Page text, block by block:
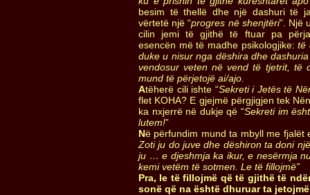
besim të thellë dhe një dashuri të
vërtetë një “progres në shenjtëri”. Një
cilin jemi të gjithë të ftuar pa
esencën më të madhe psikologjike:të
duke u nisur nga dëshira dhe
vendosur veten në vend të tjetrit, të
mund të përjetojë ai/ajo.
Atëherë cili ishte “Sekreti i Jetës të
flet KOHA? E gjejmë përgjigjen tek
ka nxjerrë në dukje që “Sekreti im
lutem!”
Në përfundim mund ta mbyll me fjalët
Zoti ju do juve dhe dëshiron ta doni
ju … e djeshmja ka ikur, e nesërmja
kemi vetëm të sotmen. Le të fillojmë”
Pra, le të fillojmë që të gjithë të
sonë që na është dhuruar ta